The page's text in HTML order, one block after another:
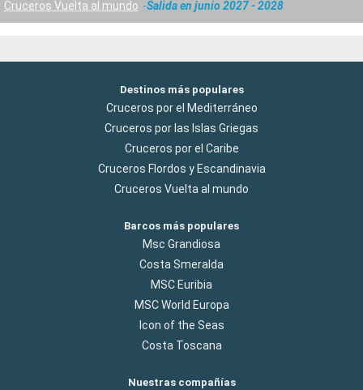
Cruceros Vuelta al mundo
Salida en junio 2027 - 2028
Destinos más populares
Cruceros por el Mediterráneo
Cruceros por las Islas Griegas
Cruceros por el Caribe
Cruceros Flordos y Escandinavia
Cruceros Vuelta al mundo
Barcos más populares
Msc Grandiosa
Costa Smeralda
MSC Euribia
MSC World Europa
Icon of the Seas
Costa Toscana
Nuestras compañías